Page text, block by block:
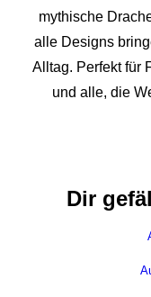
mythische
alle Designs
Alltag. Perfekt für
und alle, die
Dir